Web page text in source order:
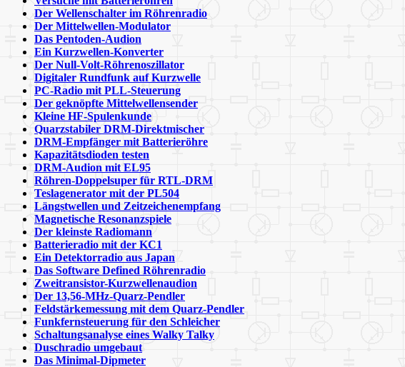
Der Wellenschalter im Röhrenradio
Der Mittelwellen-Modulator
Das Pentoden-Audion
Ein Kurzwellen-Konverter
Der Null-Volt-Röhrenoszillator
Digitaler Rundfunk auf Kurzwelle
PC-Radio mit PLL-Steuerung
Der geknöpfte Mittelwellensender
Kleine HF-Spulenkunde
Quarzstabiler DRM-Direktmischer
DRM-Empfänger mit Batterieröhre
Kapazitätsdioden testen
DRM-Audion mit EL95
Röhren-Doppelsuper für RTL-DRM
Teslagenerator mit der PL504
Längstwellen und Zeitzeichenempfang
Magnetische Resonanzspiele
Der kleinste Radiomann
Batterieradio mit der KC1
Ein Detektorradio aus Japan
Das Software Defined Röhrenradio
Zweitransistor-Kurzwellenaudion
Der 13,56-MHz-Quarz-Pendler
Feldstärkemessung mit dem Quarz-Pendler
Funkfernsteuerung für den Schleicher
Schaltungsanalyse eines Walky Talky
Duschradio umgebaut
Das Minimal-Dipmeter